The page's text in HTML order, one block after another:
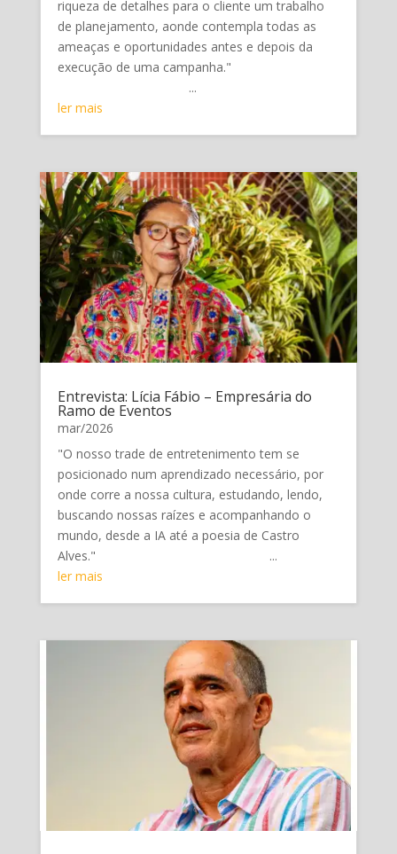
riqueza de detalhes para o cliente um trabalho
de planejamento, aonde contempla todas as
ameaças e oportunidades antes e depois da
execução de uma campanha."
...
ler mais
Entrevista: Lícia Fábio – Empresária do
Ramo de Eventos
mar/2026
"O nosso trade de entretenimento tem se
posicionado num aprendizado necessário, por
onde corre a nossa cultura, estudando, lendo,
buscando nossas raízes e acompanhando o
mundo, desde a IA até a poesia de Castro
Alves." ...
ler mais